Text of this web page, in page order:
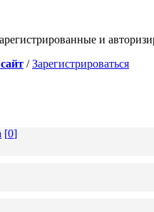
и
/Зарегистрироваться
[0]